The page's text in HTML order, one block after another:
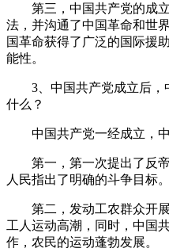
第三，中国共产党的成立
法，并沟通了中国革命和世
国革命获得了广泛的国际援
能性。
3、中国共产党成立后，
什么？
中国共产党一经成立，中
第一，第一次提出了反帝
人民指出了明确的斗争目标。
第二，发动工农群众开展
工人运动高潮，同时，中国
作，农民的运动蓬勃发展。